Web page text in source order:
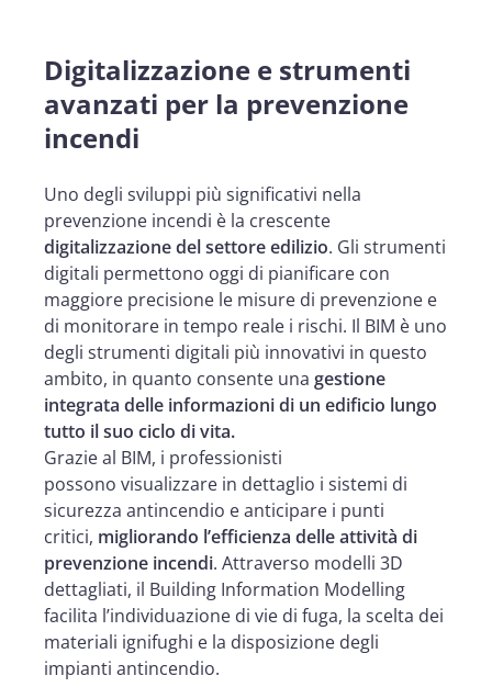
Digitalizzazione e strumenti
avanzati per la prevenzione
incendi
Uno degli sviluppi più significativi nella
prevenzione incendi è la crescente
digitalizzazione del settore edilizio. Gli strumenti
digitali permettono oggi di pianificare con
maggiore precisione le misure di prevenzione e
di monitorare in tempo reale i rischi. Il BIM è uno
degli strumenti digitali più innovativi in questo
ambito, in quanto consente una gestione
integrata delle informazioni di un edificio lungo
tutto il suo ciclo di vita.
Grazie al BIM, i professionisti
possono visualizzare in dettaglio i sistemi di
sicurezza antincendio e anticipare i punti
critici, migliorando l’efficienza delle attività di
prevenzione incendi. Attraverso modelli 3D
dettagliati, il Building Information Modelling
facilita l’individuazione di vie di fuga, la scelta dei
materiali ignifughi e la disposizione degli
impianti antincendio.